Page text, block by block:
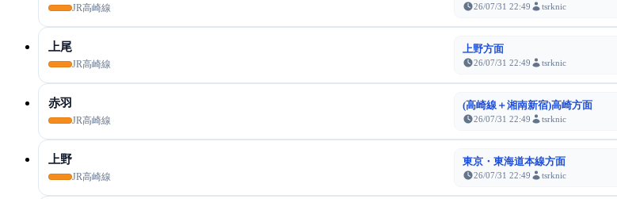
JR高崎線 26/07/31 22:49 tsrknic
上尾
JR高崎線
上野方面
26/07/31 22:49 tsrknic
赤羽
JR高崎線
(高崎線＋湘南新宿)高崎方面
26/07/31 22:49 tsrknic
上野
JR高崎線
東京・東海道本線方面
26/07/31 22:49 tsrknic